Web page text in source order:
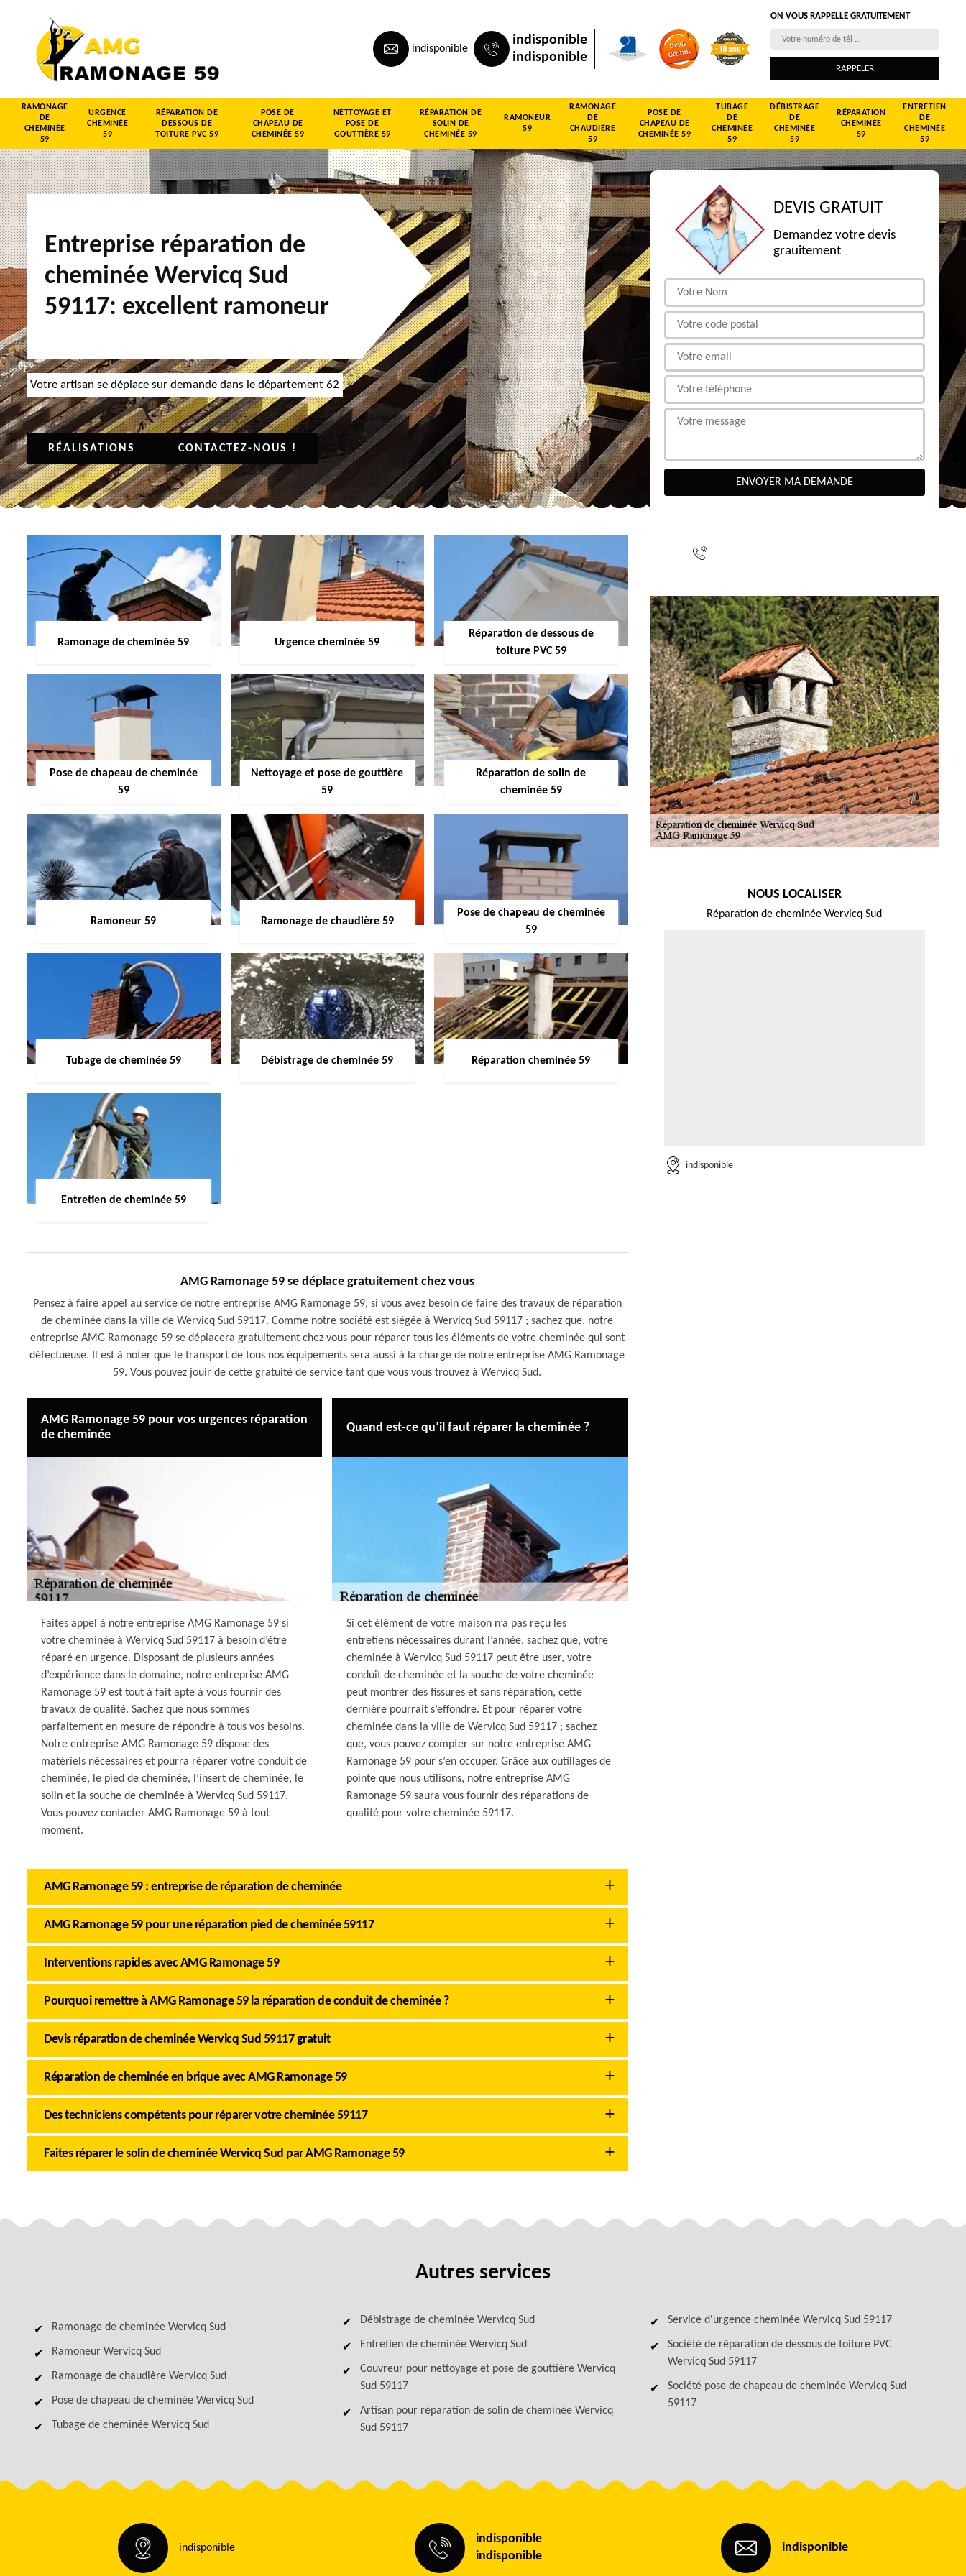
indisponible
indisponible
indisponible
ON VOUS RAPPELLE GRATUITEMENT
RAMONAGE
DE
CHEMINÉE
59
URGENCE
CHEMINÉE
59
RÉPARATION DE
DESSOUS DE
TOITURE PVC 59
POSE DE
CHAPEAU DE
CHEMINÉE 59
NETTOYAGE ET
POSE DE
GOUTTIÈRE 59
RÉPARATION DE
SOLIN DE
CHEMINÉE 59
RAMONEUR
59
RAMONAGE
DE
CHAUDIÈRE
59
POSE DE
CHAPEAU DE
CHEMINÉE 59
TUBAGE
DE
CHEMINÉE
59
DÉBISTRAGE
DE
CHEMINÉE
59
RÉPARATION
CHEMINÉE
59
ENTRETIEN
DE
CHEMINÉE
59
Entreprise réparation de
cheminée Wervicq Sud
59117: excellent ramoneur
Votre artisan se déplace sur demande dans le département 62
RÉALISATIONS CONTACTEZ-NOUS !
Ramonage de cheminée 59 Urgence cheminée 59
Réparation de dessous de
toiture PVC 59
Pose de chapeau de cheminée
59
Nettoyage et pose de gouttière
59
Réparation de solin de
cheminée 59
Ramoneur 59 Ramonage de chaudière 59
Pose de chapeau de cheminée
59
Tubage de cheminée 59 Débistrage de cheminée 59 Réparation cheminée 59
Entretien de cheminée 59
AMG Ramonage 59 se déplace gratuitement chez vous
Pensez à faire appel au service de notre entreprise AMG Ramonage 59, si vous avez besoin de faire des travaux de réparation
de cheminée dans la ville de Wervicq Sud 59117. Comme notre société est siégée à Wervicq Sud 59117 ; sachez que, notre
entreprise AMG Ramonage 59 se déplacera gratuitement chez vous pour réparer tous les éléments de votre cheminée qui sont
défectueuse. Il est à noter que le transport de tous nos équipements sera aussi à la charge de notre entreprise AMG Ramonage
59. Vous pouvez jouir de cette gratuité de service tant que vous vous trouvez à Wervicq Sud.
AMG Ramonage 59 pour vos urgences réparation
de cheminée
Faites appel à notre entreprise AMG Ramonage 59 si
votre cheminée à Wervicq Sud 59117 à besoin d’être
réparé en urgence. Disposant de plusieurs années
d’expérience dans le domaine, notre entreprise AMG
Ramonage 59 est tout à fait apte à vous fournir des
travaux de qualité. Sachez que nous sommes
parfaitement en mesure de répondre à tous vos besoins.
Notre entreprise AMG Ramonage 59 dispose des
matériels nécessaires et pourra réparer votre conduit de
cheminée, le pied de cheminée, l’insert de cheminée, le
solin et la souche de cheminée à Wervicq Sud 59117.
Vous pouvez contacter AMG Ramonage 59 à tout
moment.
Quand est-ce qu’il faut réparer la cheminée ?
Si cet élément de votre maison n’a pas reçu les
entretiens nécessaires durant l’année, sachez que, votre
cheminée à Wervicq Sud 59117 peut être user, votre
conduit de cheminée et la souche de votre cheminée
peut montrer des fissures et sans réparation, cette
dernière pourrait s’effondre. Et pour réparer votre
cheminée dans la ville de Wervicq Sud 59117 ; sachez
que, vous pouvez compter sur notre entreprise AMG
Ramonage 59 pour s’en occuper. Grâce aux outillages de
pointe que nous utilisons, notre entreprise AMG
Ramonage 59 saura vous fournir des réparations de
qualité pour votre cheminée 59117.
AMG Ramonage 59 : entreprise de réparation de cheminée
AMG Ramonage 59 pour une réparation pied de cheminée 59117
Interventions rapides avec AMG Ramonage 59
Pourquoi remettre à AMG Ramonage 59 la réparation de conduit de cheminée ?
Devis réparation de cheminée Wervicq Sud 59117 gratuit
Réparation de cheminée en brique avec AMG Ramonage 59
Des techniciens compétents pour réparer votre cheminée 59117
Faites réparer le solin de cheminée Wervicq Sud par AMG Ramonage 59
DEVIS GRATUIT
Demandez votre devis
grauitement
NOUS LOCALISER
Réparation de cheminée Wervicq Sud
indisponible
Autres services
Ramonage de cheminée Wervicq Sud
Ramoneur Wervicq Sud
Ramonage de chaudière Wervicq Sud
Pose de chapeau de cheminée Wervicq Sud
Tubage de cheminée Wervicq Sud
Débistrage de cheminée Wervicq Sud
Entretien de cheminée Wervicq Sud
Couvreur pour nettoyage et pose de gouttière Wervicq
Sud 59117
Artisan pour réparation de solin de cheminée Wervicq
Sud 59117
Service d'urgence cheminée Wervicq Sud 59117
Société de réparation de dessous de toiture PVC
Wervicq Sud 59117
Société pose de chapeau de cheminée Wervicq Sud
59117
indisponible
indisponible
indisponible
indisponible